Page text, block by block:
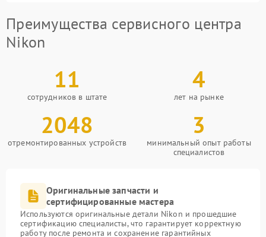
Преимущества сервисного центра
Nikon
11
сотрудников в штате
4
лет на рынке
2048
отремонтированных устройств
3
минимальный опыт работы
специалистов
Оригинальные запчасти и
сертифицированные мастера
Используются оригинальные детали Nikon и прошедшие
сертификацию специалисты, что гарантирует корректную
работу после ремонта и сохранение гарантийных